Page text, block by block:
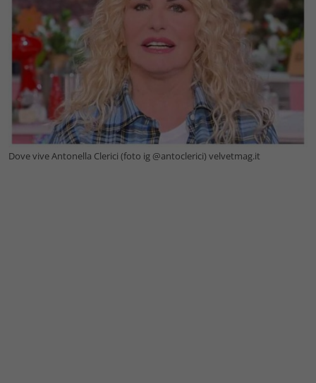
Dove vive Antonella Clerici (foto ig @antoclerici) velvetmag.it